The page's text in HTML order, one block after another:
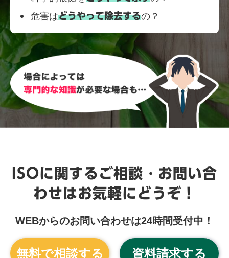
危害はどうやって除去するの？
ISOに関するご相談・お問い合
わせはお気軽にどうぞ！
WEBからのお問い合わせは24時間受付中！
無料で相談する 資料請求する